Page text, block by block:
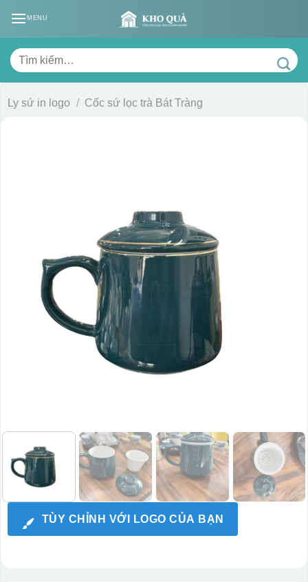
MENU
Tìm
kiếm:
Ly sứ in logo / Cốc sứ lọc trà Bát Tràng
TÙY CHỈNH VỚI LOGO CỦA BẠN